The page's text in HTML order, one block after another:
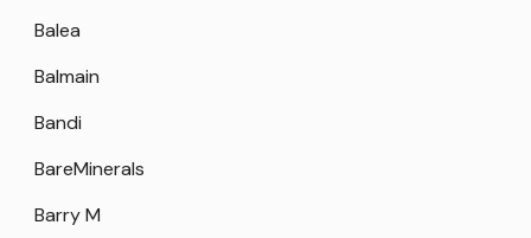
Balea
Balmain
Bandi
BareMinerals
Barry M